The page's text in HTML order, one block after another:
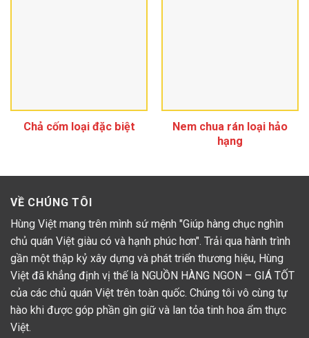
Miếng dồi sụn nướng cực hấp dẫn
cùng các thành phần khác như rau củ, húng chó và các gia vị
đi kèm. Tất cả các nguyên liệu được chuẩn bị đều tươi ngon,
đạt chuẩn. Hùng Việt luôn chọn nhà phân phối có thương hiệu
uy tín cùng chất lượng được đảm bảo nhất. Nhờ vậy, món
ngon của chúng ta mới hoàn chỉnh và đặc biệt nhất.
Công thức chế biến đặc biệt, hương vị hấp dẫn
Chả cốm loại đặc biệt
Nem chua rán loại hảo
hạng
VỀ CHÚNG TÔI
Hùng Việt mang trên mình sứ mệnh "Giúp hàng chục nghìn
chủ quán Việt giàu có và hạnh phúc hơn". Trải qua hành trình
gần một thập kỷ xây dựng và phát triển thương hiệu, Hùng
Việt đã khẳng định vị thế là NGUỒN HÀNG NGON – GIÁ TỐT
của các chủ quán Việt trên toàn quốc. Chúng tôi vô cùng tự
hào khi được góp phần gìn giữ và lan tỏa tinh hoa ẩm thực
Việt.